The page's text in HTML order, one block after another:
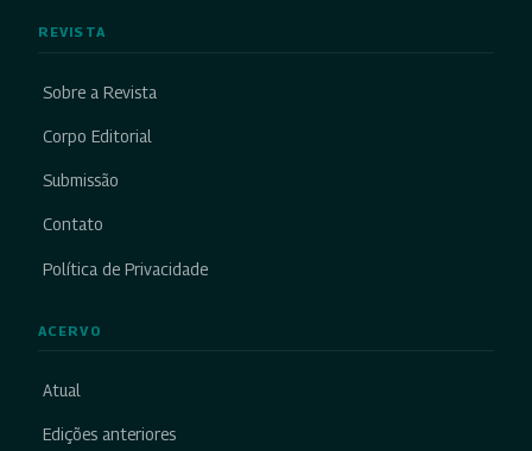
REVISTA
Sobre a Revista
Corpo Editorial
Submissão
Contato
Política de Privacidade
ACERVO
Atual
Edições anteriores